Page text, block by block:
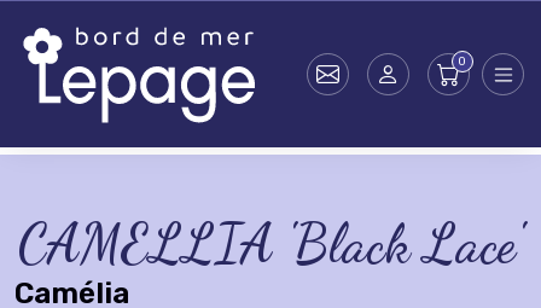
CAMELLIA 'Black Lace'
Camélia